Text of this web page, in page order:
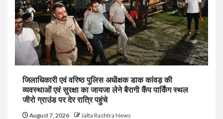
जिलाधिकारी एवं वरिष्ठ पुलिस अधीक्षक डाक कांवड़ की
व्यवस्थाओं एवं सुरक्षा का जायजा लेने बैरागी कैंप पार्किंग स्थल
जीरो ग्राउंड पर देर रात्रि पहुंचे
August 7, 2026 Jalta Rashtra News